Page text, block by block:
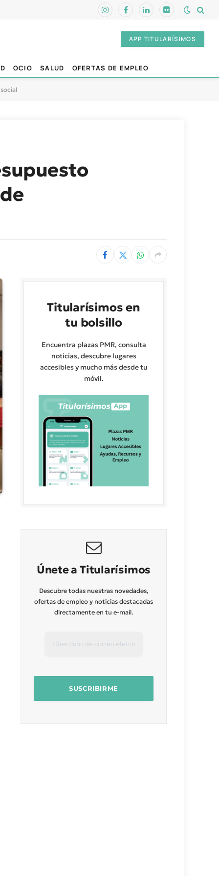
InstagramFacebookLinkedInFlickr
APP TITULARÍSIMOS
OCIO SALUD OFERTAS DE EMPLEO
Titularísimos en
tu bolsillo
Encuentra plazas PMR, consulta
noticias, descubre lugares
accesibles y mucho más desde tu
móvil.
Únete a Titularísimos
Descubre todas nuestras novedades,
ofertas de empleo y noticias destacadas
directamente en tu e-mail.